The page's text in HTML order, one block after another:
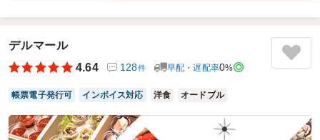
この日ばかりは、話も弾みます。
お弁当の煮物は出汁の旨味と上品な甘み、角のないしっかり
とした味わいです。ケースも艶やかでボリュームもありみん
なでお花見気分を味わいました。
ご利用シーン：会議・セミナー›ランチミーティング
参加者の年齢：50代～60代 男女比：
デルマール
4.64
128件 早配・遅配率0%
帳票電子発行可 インボイス対応 洋食 オードブル